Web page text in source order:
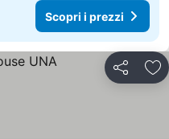
Scopri i prezzi
Condividi